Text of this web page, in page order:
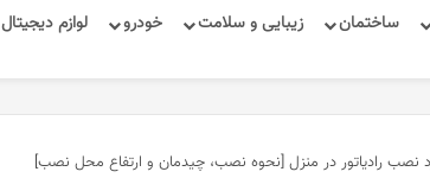
ساختمان زیبایی و سلامت خودرو لوازم دیجیتال
نصب رادیاتور در منزل [نحوه نصب، چیدمان و ارتفاع محل نصب]